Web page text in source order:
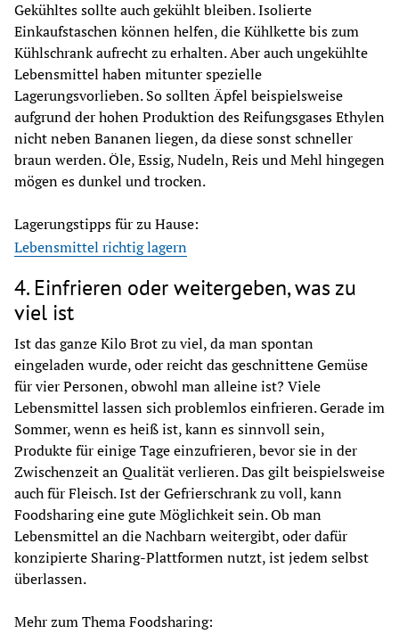
Gekühltes sollte auch gekühlt bleiben. Isolierte
Einkaufstaschen können helfen, die Kühlkette bis zum
Kühlschrank aufrecht zu erhalten. Aber auch ungekühlte
Lebensmittel haben mitunter spezielle
Lagerungsvorlieben. So sollten Äpfel beispielsweise
aufgrund der hohen Produktion des Reifungsgases Ethylen
nicht neben Bananen liegen, da diese sonst schneller
braun werden. Öle, Essig, Nudeln, Reis und Mehl hingegen
mögen es dunkel und trocken.
Lagerungstipps für zu Hause:
Lebensmittel richtig lagern
4. Einfrieren oder weitergeben, was zu
viel ist
Ist das ganze Kilo Brot zu viel, da man spontan
eingeladen wurde, oder reicht das geschnittene Gemüse
für vier Personen, obwohl man alleine ist? Viele
Lebensmittel lassen sich problemlos einfrieren. Gerade im
Sommer, wenn es heiß ist, kann es sinnvoll sein,
Produkte für einige Tage einzufrieren, bevor sie in der
Zwischenzeit an Qualität verlieren. Das gilt beispielsweise
auch für Fleisch. Ist der Gefrierschrank zu voll, kann
Foodsharing eine gute Möglichkeit sein. Ob man
Lebensmittel an die Nachbarn weitergibt, oder dafür
konzipierte Sharing-Plattformen nutzt, ist jedem selbst
überlassen.
Mehr zum Thema Foodsharing: